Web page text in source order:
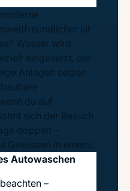
ist
Wasser wird
eingesetzt, der
Anlagen setzen
du auf
sich der Besuch
doppelt –
Gewissen in einem.
Autowaschen
–